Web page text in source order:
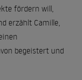
fördern will,
erzählt Camille,
begeistert und